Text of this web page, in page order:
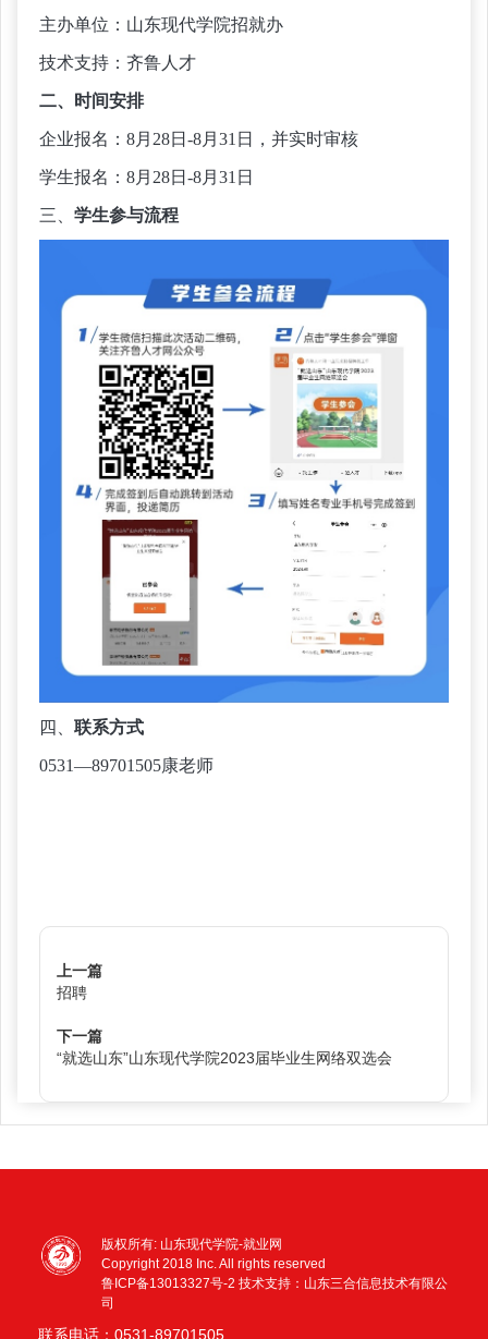
主办单位：山东现代学院招就办
技术支持：齐鲁人才
二、时间安排
企业报名： 8月 28日 -8月 31 日，并实时审核
学生报名： 8月 28日 -8月 31 日
三、 学生参与流程
四、 联系方式
0531—89701505康老师
上一篇
招聘
下一篇
“就选山东”山东现代学院2023届毕业生网络双选会
版权所有: 山东现代学院-就业网
Copyright 2018 Inc. All rights reserved
鲁ICP备13013327号-2技术支持：山东三合信息技术有限公
司
联系电话：0531-89701505